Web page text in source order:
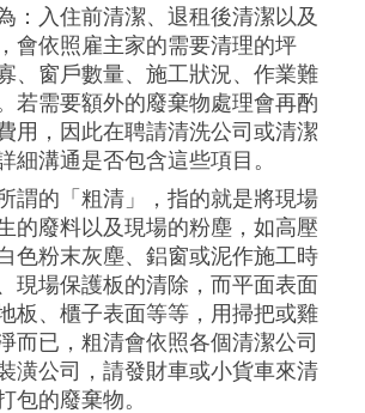
：入住前清潔、退租後清潔以及
會依照雇主家的需要清理的坪
、窗戶數量、施工狀況、作業難
若需要額外的廢棄物處理會再酌
用，因此在聘請清洗公司或清潔
細溝通是否包含這些項目。
謂的「粗清」，指的就是將現場
的廢料以及現場的粉塵，如高壓
色粉末灰塵、鋁窗或泥作施工時
現場保護板的清除，而平面表面
板、櫃子表面等等，用掃把或雞
而已，粗清會依照各個清潔公司
潢公司，請發財車或小貨車來清
包的廢棄物。